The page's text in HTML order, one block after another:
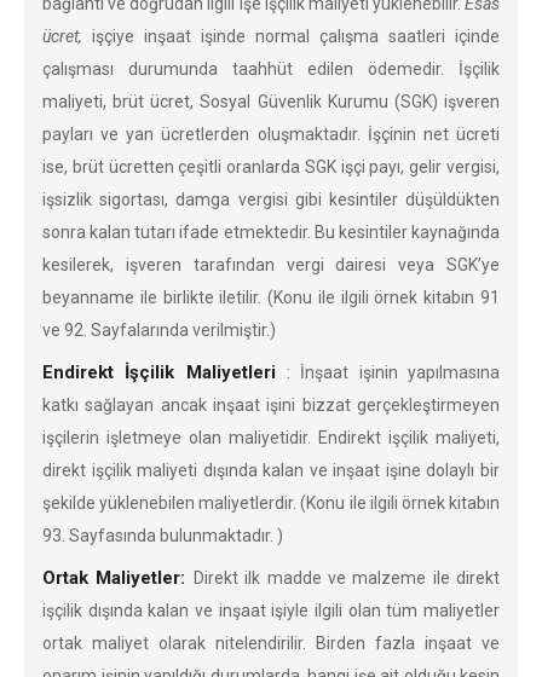
ücret, işçiye inşaat işinde normal çalışma saatleri içinde
çalışması durumunda taahhüt edilen ödemedir. İşçilik
maliyeti, brüt ücret, Sosyal Güvenlik Kurumu (SGK) işveren
payları ve yan ücretlerden oluşmaktadır. İşçinin net ücreti
ise, brüt ücretten çeşitli oranlarda SGK işçi payı, gelir vergisi,
işsizlik sigortası, damga vergisi gibi kesintiler düşüldükten
sonra kalan tutarı ifade etmektedir. Bu kesintiler kaynağında
kesilerek, işveren tarafından vergi dairesi veya SGK’ye
beyanname ile birlikte iletilir. (Konu ile ilgili örnek kitabın 91
ve 92. Sayfalarında verilmiştir.)
Endirekt İşçilik Maliyetleri
: İnşaat işinin yapılmasına
katkı sağlayan ancak inşaat işini bizzat gerçekleştirmeyen
işçilerin işletmeye olan maliyetidir. Endirekt işçilik maliyeti,
direkt işçilik maliyeti dışında kalan ve inşaat işine dolaylı bir
şekilde yüklenebilen maliyetlerdir. (Konu ile ilgili örnek kitabın
93. Sayfasında bulunmaktadır. )
Ortak Maliyetler:
Direkt ilk madde ve malzeme ile direkt
işçilik dışında kalan ve inşaat işiyle ilgili olan tüm maliyetler
ortak maliyet olarak nitelendirilir. Birden fazla inşaat ve